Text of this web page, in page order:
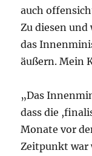
auch
Zu diesen und
das
äußern. Mein
„Das
dass die
Monate vor
Zeitpunkt war